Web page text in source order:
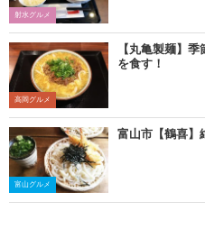
射水グルメ
高岡グルメ
【丸亀製麺】
を食す！
富山グルメ
富山市【鶴喜】